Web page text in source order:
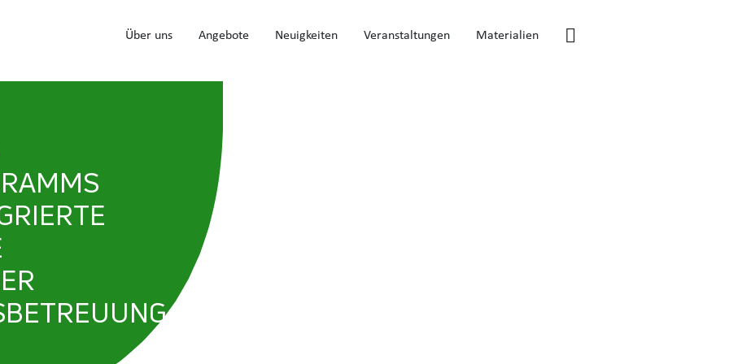
Über uns
Angebote Neuigkeiten Veranstaltungen Materialien